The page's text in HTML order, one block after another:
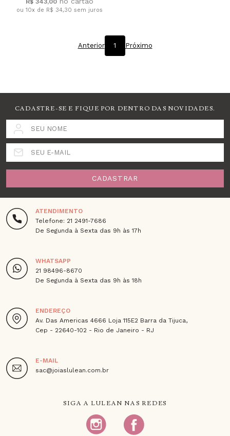
R$ 343,00
ou 10x de R$ 34,30 sem juros
Anterior 1 Próximo
CADASTRE-SE E FIQUE POR DENTRO DAS NOVIDADES.
SEU NOME
SEU E-MAIL
CADASTRAR
ATENDIMENTO
Telefone: 21 2491-7686
De Segunda à Sexta das 9h às 17h
WHATSAPP
21 98496-8670
De Segunda à Sexta das 9h às 18h
ENDEREÇO
Av. Das Americas 4666 Loja 115E2 Barra da Tijuca,
Cep - 22640-102 - Rio de Janeiro - RJ
E-MAIL
sac@joiaslulean.com.br
SIGA A LULEAN NAS REDES